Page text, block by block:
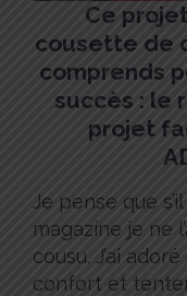
Ce
cousette de
comprends
succès : le
projet
Je pense que
magazine je ne
cousu. J’ai
confort et